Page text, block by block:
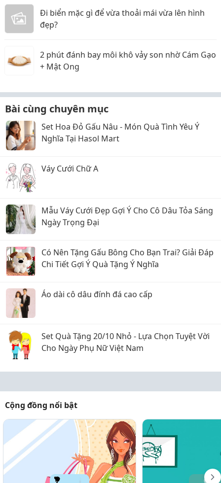
Đi biển mặc gì để vừa thoải mái vừa lên hình
đẹp?
2 phút đánh bay môi khô vảy son nhờ Cám Gạo
+ Mật Ong
Bài cùng chuyên mục
Set Hoa Đỏ Gấu Nâu - Món Quà Tình Yêu Ý
Nghĩa Tại Hasol Mart
Váy Cưới Chữ A
Mẫu Váy Cưới Đẹp Gợi Ý Cho Cô Dâu Tỏa Sáng
Ngày Trọng Đại
Có Nên Tặng Gấu Bông Cho Bạn Trai? Giải Đáp
Chi Tiết Gợi Ý Quà Tặng Ý Nghĩa
Áo dài cô dâu đính đá cao cấp
Set Quà Tặng 20/10 Nhỏ - Lựa Chọn Tuyệt Vời
Cho Ngày Phụ Nữ Việt Nam
Cộng đồng nổi bật